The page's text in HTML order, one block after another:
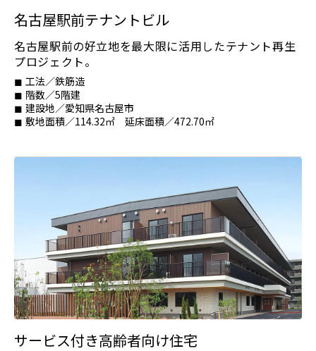
名古屋駅前テナントビル
名古屋駅前の好立地を最大限に活用したテナント再生
プロジェクト。
工法／鉄筋造
階数／5階建
建設地／愛知県名古屋市
敷地面積／114.32㎡ 延床面積／472.70㎡
サービス付き高齢者向け住宅